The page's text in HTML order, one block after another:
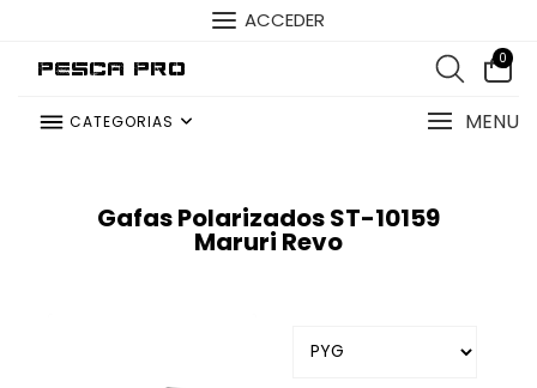
ACCEDER
Pesca Pro 0
CATEGORIAS MENU
Gafas Polarizados ST-10159
Maruri Revo